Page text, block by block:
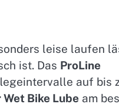
leise laufen
ist. Das ProLine
auf bis
Bike Lube am